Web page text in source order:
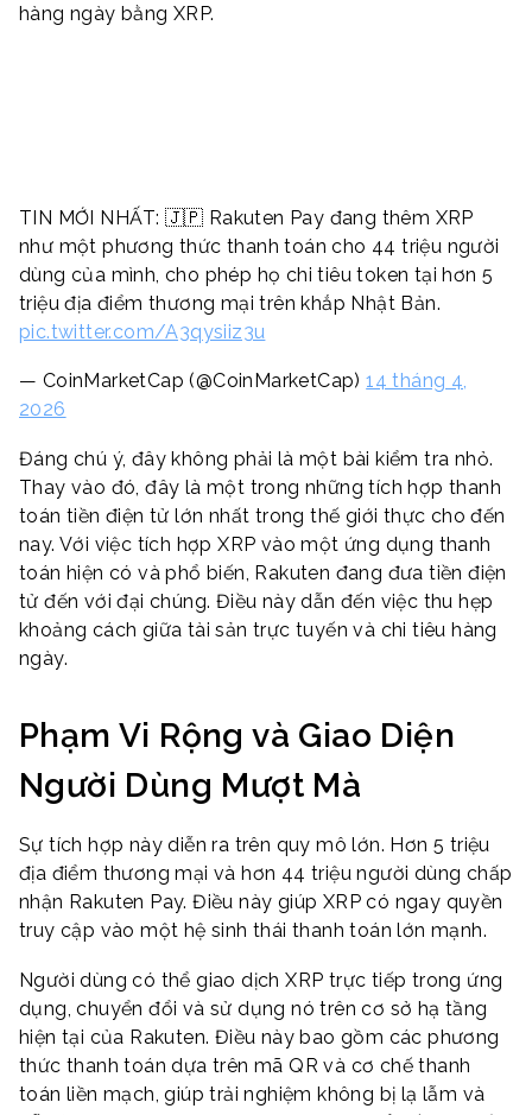
hàng ngày bằng XRP.
TIN MỚI NHẤT: 🇯🇵 Rakuten Pay đang thêm XRP
như một phương thức thanh toán cho 44 triệu người
dùng của mình, cho phép họ chi tiêu token tại hơn 5
triệu địa điểm thương mại trên khắp Nhật Bản.
pic.twitter.com/A3qysiiz3u
— CoinMarketCap (@CoinMarketCap)14 tháng 4,
2026
Đáng chú ý, đây không phải là một bài kiểm tra nhỏ.
Thay vào đó, đây là một trong những tích hợp thanh
toán tiền điện tử lớn nhất trong thế giới thực cho đến
nay. Với việc tích hợp XRP vào một ứng dụng thanh
toán hiện có và phổ biến, Rakuten đang đưa tiền điện
tử đến với đại chúng. Điều này dẫn đến việc thu hẹp
khoảng cách giữa tài sản trực tuyến và chi tiêu hàng
ngày.
Phạm Vi Rộng và Giao Diện
Người Dùng Mượt Mà
Sự tích hợp này diễn ra trên quy mô lớn. Hơn 5 triệu
địa điểm thương mại và hơn 44 triệu người dùng chấp
nhận Rakuten Pay. Điều này giúp XRP có ngay quyền
truy cập vào một hệ sinh thái thanh toán lớn mạnh.
Người dùng có thể giao dịch XRP trực tiếp trong ứng
dụng, chuyển đổi và sử dụng nó trên cơ sở hạ tầng
hiện tại của Rakuten. Điều này bao gồm các phương
thức thanh toán dựa trên mã QR và cơ chế thanh
toán liền mạch, giúp trải nghiệm không bị lạ lẫm và